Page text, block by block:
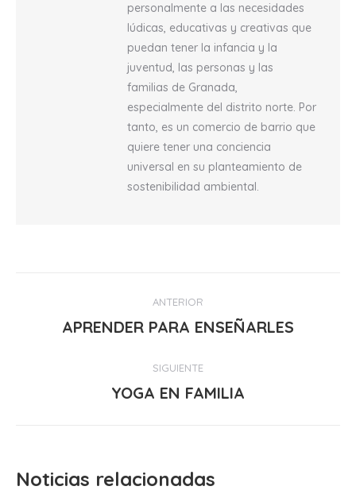
personalmente a las necesidades
lúdicas, educativas y creativas que
puedan tener la infancia y la
juventud, las personas y las
familias de Granada,
especialmente del distrito norte. Por
tanto, es un comercio de barrio que
quiere tener una conciencia
universal en su planteamiento de
sostenibilidad ambiental.
entre
publicaciones
ANTERIOR
Publicación
APRENDER PARA ENSEÑARLES
SIGUIENTE
Publicación
YOGA EN FAMILIA
Noticias relacionadas